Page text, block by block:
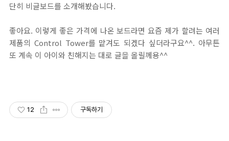
단히 비글보드를 소개해봤습니다.
좋아요. 이렇게 좋은 가격에 나온 보드라면 요즘 제가 할려는 여러
제품의 Control Tower를 맡겨도 되겠다 싶더라구요^^. 아무튼
또 계속 이 아이와 친해지는 대로 글을 올릴께용^^
12 구독하기